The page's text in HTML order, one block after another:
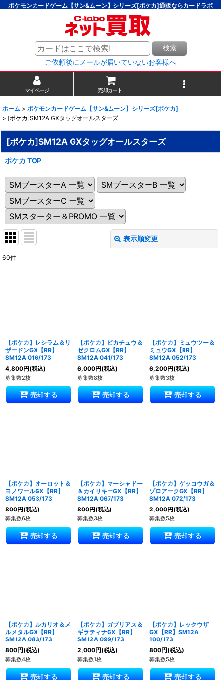
ポケモンカードゲーム【サン&ムーン】シリーズ[ポケカ]通販ならカードラボ
検索
ご依頼後にメールが届いていないお客様へ
マイページ 売却カート
ホーム > ポケモンカードゲーム【サン&ムーン】シリーズ[ポケカ]
> [ポケカ]SM12A GXタッグオールスターズ
[ポケカ]SM12A GXタッグオールスターズ
ポケカ TOP
表示順変更
60件
【ポケカ】レシラム＆リ
ザードンGX【RR】
SM12A 016/173
4,800円(税込)
募集数2枚
売却する
【ポケカ】ピカチュウ＆
ゼクロムGX【RR】
SM12A 041/173
6,000円(税込)
募集数8枚
売却する
【ポケカ】ミュウツー＆
ミュウGX【RR】
SM12A 052/173
6,200円(税込)
募集数3枚
売却する
【ポケカ】オーロット＆
ヨノワールGX【RR】
SM12A 053/173
800円(税込)
募集数6枚
売却する
【ポケカ】マーシャドー
＆カイリキーGX【RR】
SM12A 067/173
800円(税込)
募集数3枚
売却する
【ポケカ】ゲッコウガ＆
ゾロアークGX【RR】
SM12A 072/173
2,000円(税込)
募集数5枚
売却する
【ポケカ】ルカリオ＆メ
ルメタルGX【RR】
SM12A 083/173
800円(税込)
募集数4枚
売却する
【ポケカ】ガブリアス＆
ギラティナGX【RR】
SM12A 099/173
2,000円(税込)
募集数1枚
売却する
【ポケカ】レックウザ
GX【RR】SM12A
100/173
800円(税込)
募集数5枚
売却する